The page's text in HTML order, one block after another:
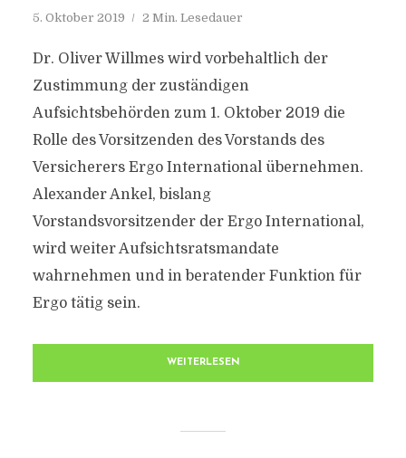
5. Oktober 2019 2 Min. Lesedauer
Dr. Oliver Willmes wird vorbehaltlich der
Zustimmung der zuständigen
Aufsichtsbehörden zum 1. Oktober 2019 die
Rolle des Vorsitzenden des Vorstands des
Versicherers Ergo International übernehmen.
Alexander Ankel, bislang
Vorstandsvorsitzender der Ergo International,
wird weiter Aufsichtsratsmandate
wahrnehmen und in beratender Funktion für
Ergo tätig sein.
WEITERLESEN